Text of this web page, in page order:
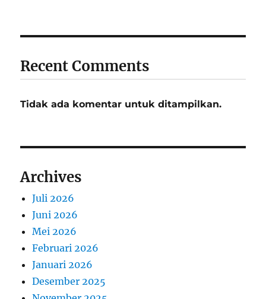
Recent Comments
Tidak ada komentar untuk ditampilkan.
Archives
Juli 2026
Juni 2026
Mei 2026
Februari 2026
Januari 2026
Desember 2025